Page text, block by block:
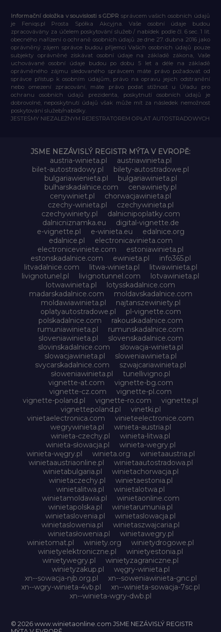
Informační doložka v souvislosti s GDPR správcem vašich osobních údajů
je Feniqs.pl Prosta Spółka Akcyjna. Vaše osobní údaje budou
zpracovávány za účelem poskytování služeb / nabídek podle čl. 6 sec. 1 lit.
obecného nařízení o ochraně osobních údajů ze dne 27. dubna 2016 jako
oprávněný zájem správce budou příjemci Vašich osobních údajů pouze
subjekty oprávněné získávat osobní údaje na základě zákona, Vaše
uchovávané osobní údaje budou po dobu 5 let a déle na základě
oprávněného zájmu sledovaného správcem máte právo požadovat od
správce přístup k osobním údajům, právo na opravu jejich odstranění
nebo omezení zpracování, máte právo podat stížnost u Úřadu pro
ochranu osobních údajů prezidenta, poskytnutí osobních údajů je
dobrovolné, neposkytnutí údajů však může mít za následek nemožnost
poskytování služeb/nabídky.
JESTEŚMY NIEZALEŻNYM REJESTRATOREM OPŁAT AUTOSTRADOWYCH
JSME NEZÁVISLÝ REGISTR MÝTA V EVROPĚ:
austria-winieta.pl
austriawinieta.pl
bilet-autostradowy.pl
bilety-autostradowe.pl
bulgariawienieta.pl
bulgariawinieta.pl
bulharskadalnice.com
cenawiniety.pl
cenywiniet.pl
chorwacjawinieta.pl
czechy-winieta.pl
czechywinieta.pl
czechywiniety.pl
dalnicnipoplatky.com
dalnicniznamka.eu
digital-vignette.de
e-vignette.pl
e-winieta.eu
edalnice.org
edalnice.pl
electronicavinieta.com
electroniceviniete.com
estoniawinieta.pl
estonskadalnice.com
ewinieta.pl
info365.pl
litvadalnice.com
litwa-winieta.pl
litwawinieta.pl
livignotunel.pl
livignotunnel.com
lotvawinieta.pl
lotwawinieta.pl
lotysskadalnice.com
madarskadalnice.com
moldavskadalnice.com
moldawiawinieta.pl
najtanszewiniety.pl
oplatyautostradowe.pl
pl-vignette.com
polskadalnice.com
rakouskadalnice.com
rumuniawinieta.pl
rumunskadalnice.com
sloveniawinieta.pl
slovenskadalnice.com
slovinskadalnice.com
slowacja-winieta.pl
slowacjawinieta.pl
sloweniawinieta.pl
svycarskadalnice.com
szwajcariawinieta.pl
słoweniawinieta.pl
tunellivigno.pl
vignette-at.com
vignette-bg.com
vignette-cz.com
vignette-pl.com
vignette-poland.pl
vignette-ro.com
vignette.pl
vignettepoland.pl
vinetki.pl
vinietaelectronica.com
vinieteelectronice.com
wegrywinieta.pl
winieta-austria.pl
winieta-czechy.pl
winieta-litwa.pl
winieta-słowacja.pl
winieta-wegry.pl
winieta-węgry.pl
winieta.org
winietaaustria.pl
winietaaustriaonline.pl
winietaautostradowa.pl
winietabulgaria.pl
winietachorwacja.pl
winietaczechy.pl
winietaestonia.pl
winietalitwa.pl
winietalotwa.pl
winietamoldawia.pl
winietaonline.com
winietapolska.pl
winietarumunia.pl
winietaslovenia.pl
winietaslowacja.pl
winietaslowenia.pl
winietaszwajcaria.pl
winietasłowenia.pl
winietawegry.pl
winietomat.pl
winiety.org
winietydrogowe.pl
winietyelektroniczne.pl
winietyestonia.pl
winietywegry.pl
winietyzagraniczne.pl
winietyzakup.pl
węgry-winieta.pl
xn--sowacja-njb.org.pl
xn--soweniawinieta-gnc.pl
xn--wgry-winieta-4vb.pl
xn--winieta-sowacja-7sc.pl
xn--winieta-wgry-dwb.pl
© 2026 www.winietaonline.com JSME NEZÁVISLÝ REGISTR